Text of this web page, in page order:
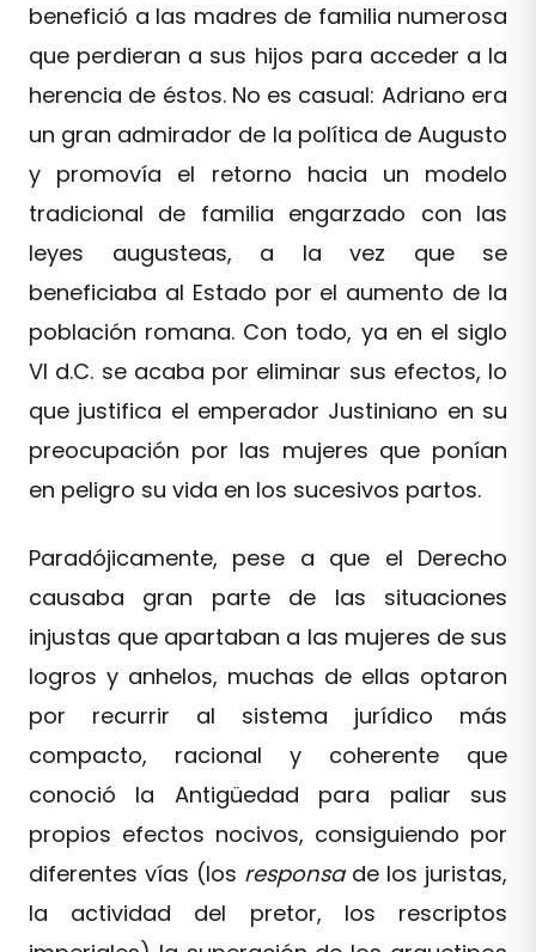
benefició a las madres de familia numerosa
que perdieran a sus hijos para acceder a la
herencia de éstos. No es casual: Adriano era
un gran admirador de la política de Augusto
y promovía el retorno hacia un modelo
tradicional de familia engarzado con las
leyes augusteas, a la vez que se
beneficiaba al Estado por el aumento de la
población romana. Con todo, ya en el siglo
VI d.C. se acaba por eliminar sus efectos, lo
que justifica el emperador Justiniano en su
preocupación por las mujeres que ponían
en peligro su vida en los sucesivos partos.
Paradójicamente, pese a que el Derecho
causaba gran parte de las situaciones
injustas que apartaban a las mujeres de sus
logros y anhelos, muchas de ellas optaron
por recurrir al sistema jurídico más
compacto, racional y coherente que
conoció la Antigüedad para paliar sus
propios efectos nocivos, consiguiendo por
diferentes vías (los responsade los juristas,
la actividad del pretor, los rescriptos